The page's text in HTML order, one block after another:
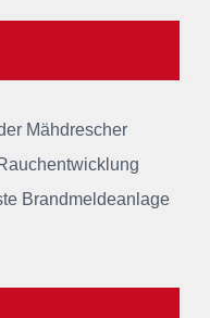
Mähdrescher
Brandmeldeanlage